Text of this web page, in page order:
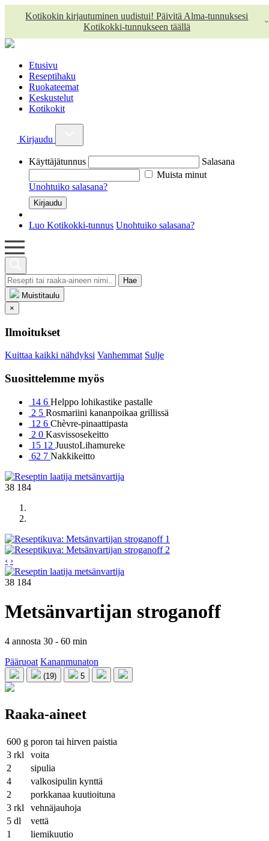
Kotikokin kirjautuminen uudistui! Päivitä Alma-tunnuksesi
Kotikokki-tunnukseen täällä
Etusivu
Reseptihaku
Ruokateemat
Keskustelut
Kotikokit
Kirjaudu
Käyttäjätunnus
Salasana
Muista minut
Unohtuiko salasana?
Luo Kotikokki-tunnus Unohtuiko salasana?
Hae
Muistitaulu
×
Ilmoitukset
Kuittaa kaikki nähdyksi Vanhemmat Sulje
Suosittelemme myös
14 6 Helppo lohikastike pastalle
2 5 Rosmariini kananpoikaa grillissä
12 6 Chèvre-pinaattipasta
2 0 Kasvissosekeitto
15 12 JuustoLihamureke
62 7 Nakkikeitto
metsänvartija
38 184
‹ ›
metsänvartija
38 184
Metsänvartijan stroganoff
4 annosta 30 - 60 min
Pääruoat Kananmunaton
(19) 5
Raaka-aineet
600 g poron tai hirven paistia
3 rkl
voita
2
sipulia
4
valkosipulin kynttä
2
porkkanaa kuutioituna
3 rkl
vehnäjauhoja
5 dl
vettä
1
liemikuutio